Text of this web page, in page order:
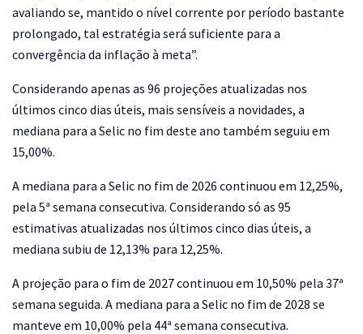
avaliando se, mantido o nível corrente por período bastante
prolongado, tal estratégia será suficiente para a
convergência da inflação à meta”.
Considerando apenas as 96 projeções atualizadas nos
últimos cinco dias úteis, mais sensíveis a novidades, a
mediana para a Selic no fim deste ano também seguiu em
15,00%.
A mediana para a Selic no fim de 2026 continuou em 12,25%,
pela 5ª semana consecutiva. Considerando só as 95
estimativas atualizadas nos últimos cinco dias úteis, a
mediana subiu de 12,13% para 12,25%.
A projeção para o fim de 2027 continuou em 10,50% pela 37ª
semana seguida. A mediana para a Selic no fim de 2028 se
manteve em 10,00% pela 44ª semana consecutiva.